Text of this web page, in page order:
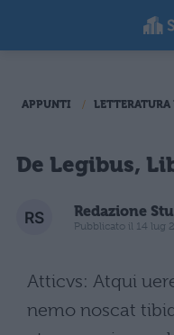
APPUNTI
De Legibus,
Redazione
Pubblicato il 14 lug
Atticvs: Atqui
nemo noscat